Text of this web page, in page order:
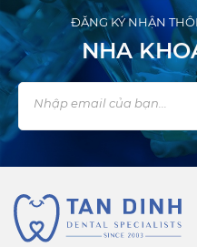
ĐĂNG KÝ NHẬN
NHA